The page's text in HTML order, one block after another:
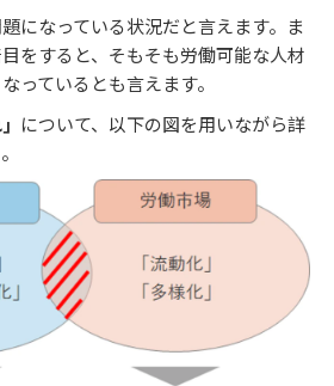
になっている状況だと言えます。ま
をすると、そもそも労働可能な人材
っているとも言えます。
について、以下の図を用いながら詳